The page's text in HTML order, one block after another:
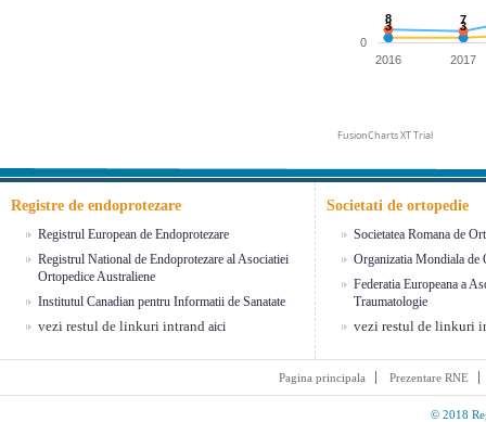
0
2016 2017
3 3
8 7
FusionCharts XT Trial
Registre de endoprotezare
Registrul European de Endoprotezare
Registrul National de Endoprotezare al Asociatiei
Ortopedice Australiene
Institutul Canadian pentru Informatii de Sanatate
vezi restul de linkuri intrand aici
Societati de ortopedie
Societatea Romana de
Organizatia Mondiala de
Federatia Europeana a
Traumatologie
vezi restul de linkuri
Pagina principala Prezentare RNE
© 2018